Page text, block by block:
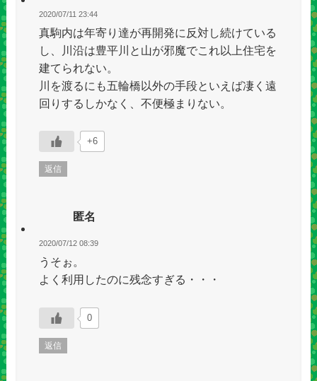
2020/07/11 23:44
真駒内は年寄り達が再開発に反対し続けている
し、川沿は豊平川と山が邪魔でこれ以上住宅を
建てられない。
川を渡るにも五輪橋以外の手段といえば凄く遠
回りするしかなく、不便極まりない。
+6
返信
匿名
2020/07/12 08:39
うそぉ。
よく利用したのに残念すぎる・・・
0
返信